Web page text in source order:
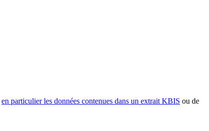
en particulier les données contenues dans un extrait KBIS ou de